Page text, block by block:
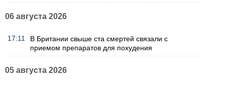
06 августа 2026
17:11
В Британии свыше ста смертей связали с
приемом препаратов для похудения
05 августа 2026